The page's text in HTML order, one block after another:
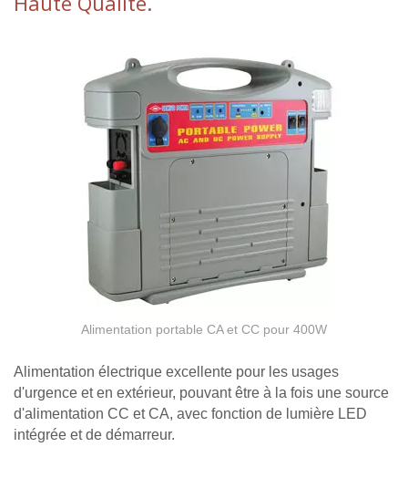
Alimentation portable CA et CC pour 400W
Alimentation électrique excellente pour les usages
d'urgence et en extérieur, pouvant être à la fois une source
d'alimentation CC et CA, avec fonction de lumière LED
intégrée et de démarreur.